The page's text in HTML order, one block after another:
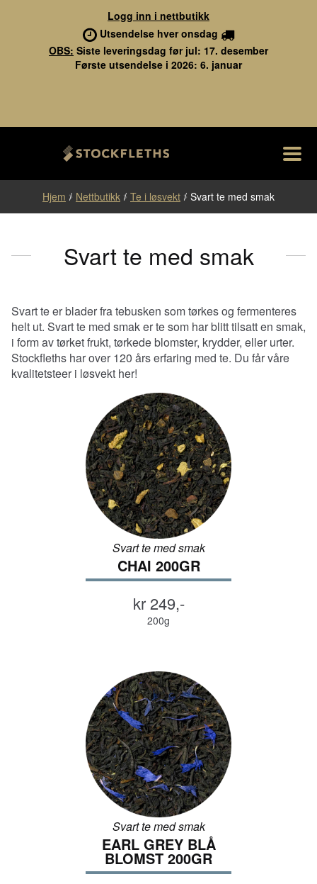
Logg inn i nettbutikk
Utsendelse hver onsdag
OBS: Siste leveringsdag før jul: 17. desember
Første utsendelse i 2026: 6. januar
Stockfleths
navigasjon
innhold
Nettbutikk
Abonnement
Te i løsvekt
Fold
ut
Hvit te
Grønn te med smak
Oolong te
Svart te med smak
Fruktte og urtete
Kaffekunnskap
Hjem / Nettbutikk / Te i løsvekt / Svart te med smak
Svart te med smak
Svart te er blader fra tebusken som tørkes og fermenteres
helt ut. Svart te med smak er te som har blitt tilsatt en smak,
i form av tørket frukt, tørkede blomster, krydder, eller urter.
Stockfleths har over 120 års erfaring med te. Du får våre
kvalitetsteer i løsvekt her!
Svart te med smak
CHAI 200GR
kr 249,-
200g
Svart te med smak
EARL GREY BLÅ
BLOMST 200GR